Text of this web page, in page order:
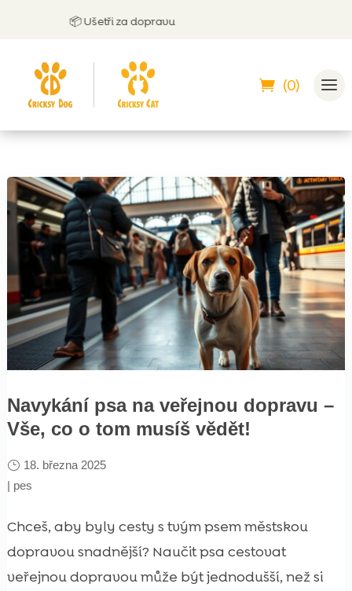
📦 Ušetři za dopravu
(0)
Navykání psa na veřejnou dopravu –
Vše, co o tom musíš vědět!
18. března 2025
| pes
Chceš, aby byly cesty s tvým psem městskou
dopravou snadnější? Naučit psa cestovat
veřejnou dopravou může být jednodušší, než si